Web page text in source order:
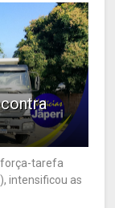
força-tarefa
intensificou as